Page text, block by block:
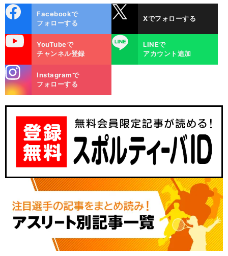
ok
Facebookで
フォローする
Xでフォローする
YouTubeで
チャンネル登録
LINE
LINEで
アカウント追加
m
Instagramで
フォローする